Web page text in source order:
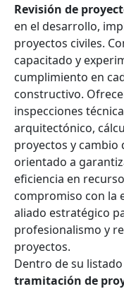
Revisión de
en el desarrollo,
proyectos civiles.
capacitado y
cumplimiento en
constructivo.
inspecciones
arquitectónico,
proyectos y cambio
orientado a
eficiencia en
compromiso con la
aliado estratégico
profesionalismo y
proyectos.
Dentro de su
tramitación de